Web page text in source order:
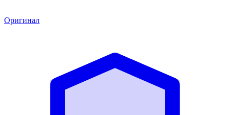
Оригинал